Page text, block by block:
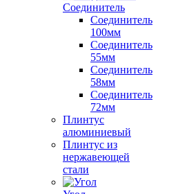
Соединитель
Соединитель
100мм
Соединитель
55мм
Соединитель
58мм
Соединитель
72мм
Плинтус
алюминиевый
Плинтус из
нержавеющей
стали